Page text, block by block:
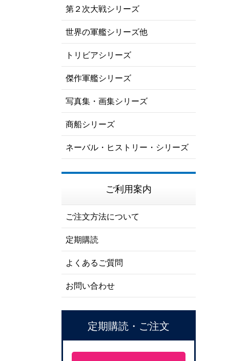
第２次大戦シリーズ
世界の軍艦シリーズ他
トリビアシリーズ
傑作軍艦シリーズ
写真集・画集シリーズ
商船シリーズ
ネーバル・ヒストリー・シリーズ
ご利用案内
ご注文方法について
定期購読
よくあるご質問
お問い合わせ
定期購読・ご注文